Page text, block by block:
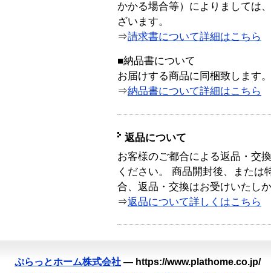
かかる場合等）によりましては
ざいます。
⇒請求書について詳細はこちら
■納品書について
お届けする商品に同梱致します。
⇒納品書について詳細はこちら
返品について
お客様のご都合による返品・交
ください。 商品開封後、または
合、返品・交換はお受けいたし
⇒返品について詳しくはこちら
ぷらっとホーム株式会社 — https://www.plathome.co.jp/